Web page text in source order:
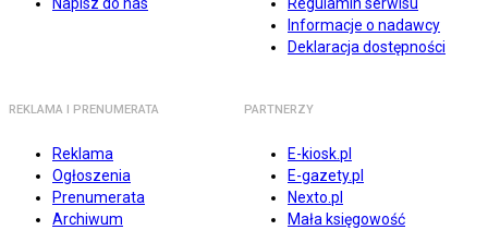
Informacje o nadawcy
Deklaracja dostępności
REKLAMA I PRENUMERATA
Reklama
Ogłoszenia
Prenumerata
Archiwum
PARTNERZY
E-kiosk.pl
E-gazety.pl
Nexto.pl
Mała księgowość